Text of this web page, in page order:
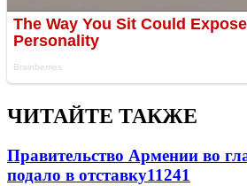
ЧИТАЙТЕ ТАКЖЕ
Правительство Армении во
подало в отставку11241